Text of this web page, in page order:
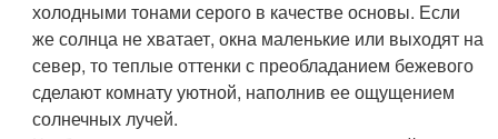
холодными тонами серого в качестве основы. Если
же солнца не хватает, окна маленькие или выходят на
север, то теплые оттенки с преобладанием бежевого
сделают комнату уютной, наполнив ее ощущением
солнечных лучей.